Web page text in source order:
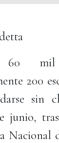
mil
200
sin
junio,
Nacional